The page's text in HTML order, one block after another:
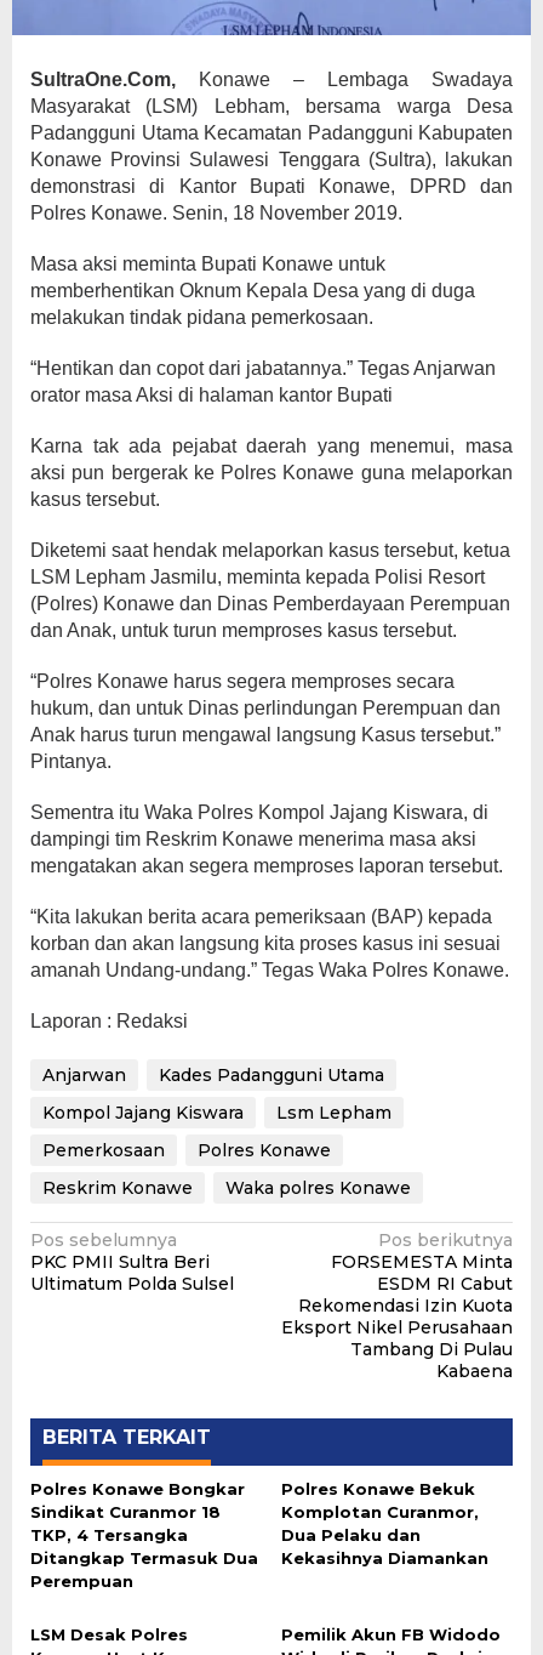
SultraOne.Com, Konawe – Lembaga Swadaya
Masyarakat (LSM) Lebham, bersama warga Desa
Padangguni Utama Kecamatan Padangguni Kabupaten
Konawe Provinsi Sulawesi Tenggara (Sultra), lakukan
demonstrasi di Kantor Bupati Konawe, DPRD dan
Polres Konawe. Senin, 18 November 2019.
Masa aksi meminta Bupati Konawe untuk
memberhentikan Oknum Kepala Desa yang di duga
melakukan tindak pidana pemerkosaan.
“Hentikan dan copot dari jabatannya.” Tegas Anjarwan
orator masa Aksi di halaman kantor Bupati
Karna tak ada pejabat daerah yang menemui, masa
aksi pun bergerak ke Polres Konawe guna melaporkan
kasus tersebut.
Diketemi saat hendak melaporkan kasus tersebut, ketua
LSM Lepham Jasmilu, meminta kepada Polisi Resort
(Polres) Konawe dan Dinas Pemberdayaan Perempuan
dan Anak, untuk turun memproses kasus tersebut.
“Polres Konawe harus segera memproses secara
hukum, dan untuk Dinas perlindungan Perempuan dan
Anak harus turun mengawal langsung Kasus tersebut.”
Pintanya.
Sementra itu Waka Polres Kompol Jajang Kiswara, di
dampingi tim Reskrim Konawe menerima masa aksi
mengatakan akan segera memproses laporan tersebut.
“Kita lakukan berita acara pemeriksaan (BAP) kepada
korban dan akan langsung kita proses kasus ini sesuai
amanah Undang-undang.” Tegas Waka Polres Konawe.
Laporan : Redaksi
Anjarwan
Kades Padangguni Utama
Kompol Jajang Kiswara
Lsm Lepham
Pemerkosaan
Polres Konawe
Reskrim Konawe
Waka polres Konawe
Navigasi
pos
Pos sebelumnya
PKC PMII Sultra Beri
Ultimatum Polda Sulsel
Pos berikutnya
FORSEMESTA Minta
ESDM RI Cabut
Rekomendasi Izin Kuota
Eksport Nikel Perusahaan
Tambang Di Pulau
Kabaena
BERITA TERKAIT
Polres Konawe Bongkar
Sindikat Curanmor 18
TKP, 4 Tersangka
Ditangkap Termasuk Dua
Perempuan
Polres Konawe Bekuk
Komplotan Curanmor,
Dua Pelaku dan
Kekasihnya Diamankan
LSM Desak Polres
Pemilik Akun FB Widodo